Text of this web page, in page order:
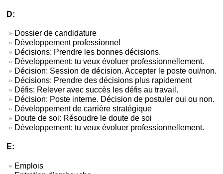
D:
Dossier de candidature
Développement professionnel
Décisions: Prendre les bonnes décisions.
Développement: tu veux évoluer professionnellement.
Décision: Session de décision. Accepter le poste oui/non.
Décisions: Prendre des décisions plus rapidement
Défis: Relever avec succès les défis au travail.
Décision: Poste interne. Décision de postuler oui ou non.
Développement de carrière stratégique
Doute de soi: Résoudre le doute de soi
Développement: tu veux évoluer professionnellement.
E:
Emplois